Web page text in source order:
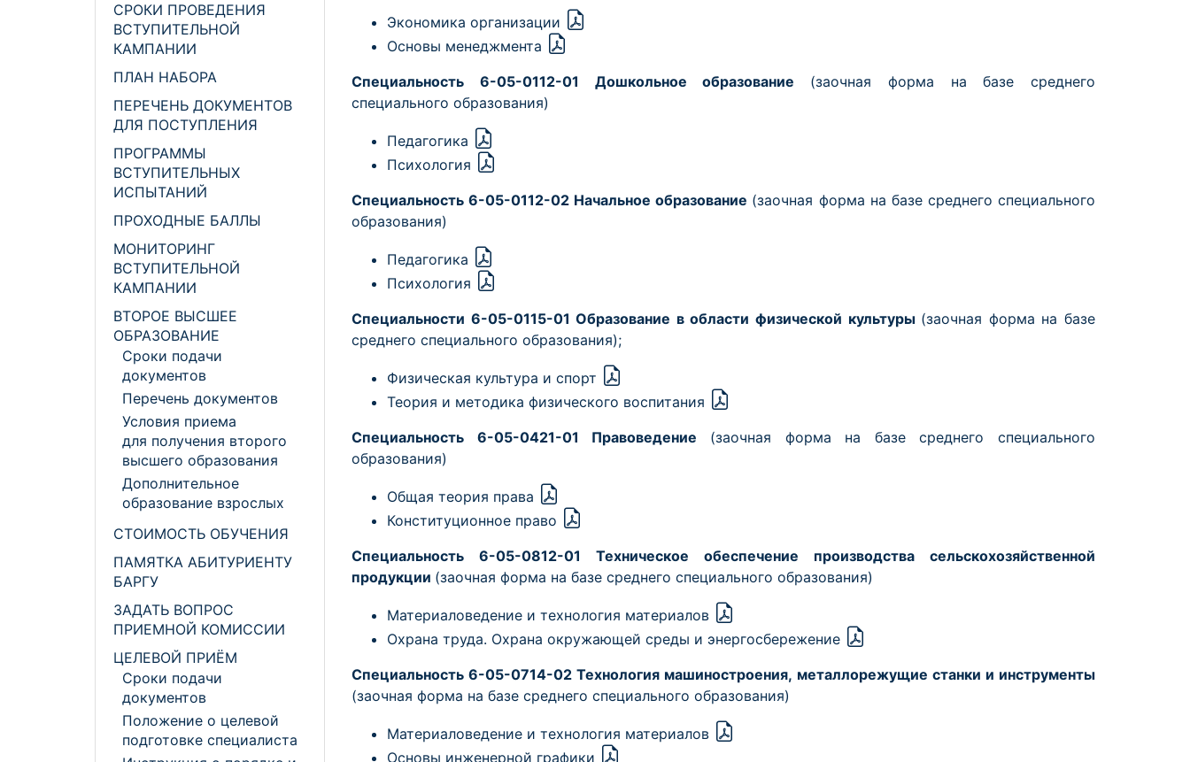
СРОКИ ПРОВЕДЕНИЯ
ВСТУПИТЕЛЬНОЙ
КАМПАНИИ
ПЛАН НАБОРА
ПЕРЕЧЕНЬ ДОКУМЕНТОВ
ДЛЯ ПОСТУПЛЕНИЯ
ПРОГРАММЫ
ВСТУПИТЕЛЬНЫХ
ИСПЫТАНИЙ
ПРОХОДНЫЕ БАЛЛЫ
МОНИТОРИНГ
ВСТУПИТЕЛЬНОЙ
КАМПАНИИ
ВТОРОЕ ВЫСШЕЕ
ОБРАЗОВАНИЕ
Сроки подачи
документов
Перечень документов
Условия приема
для получения второго
высшего образования
Дополнительное
образование взрослых
СТОИМОСТЬ ОБУЧЕНИЯ
ПАМЯТКА АБИТУРИЕНТУ
БАРГУ
ЗАДАТЬ ВОПРОС
ПРИЕМНОЙ КОМИССИИ
ЦЕЛЕВОЙ ПРИЁМ
Сроки подачи
документов
Положение о целевой
подготовке специалиста
Экономика организации
Основы менеджмента
Специальность 6-05-0112-01 Дошкольное образование (заочная форма на базе среднего
специального образования)
Педагогика
Психология
Специальность 6-05-0112-02 Начальное образование (заочная форма на базе среднего специального
образования)
Педагогика
Психология
Специальности 6-05-0115-01 Образование в области физической культуры (заочная форма на базе
среднего специального образования);
Физическая культура и спорт
Теория и методика физического воспитания
Специальность 6-05-0421-01 Правоведение (заочная форма на базе среднего специального
образования)
Общая теория права
Конституционное право
Специальность 6-05-0812-01 Техническое обеспечение производства сельскохозяйственной
продукции (заочная форма на базе среднего специального образования)
Материаловедение и технология материалов
Охрана труда. Охрана окружающей среды и энергосбережение
Специальность 6-05-0714-02 Технология машиностроения, металлорежущие станки и инструменты
(заочная форма на базе среднего специального образования)
Материаловедение и технология материалов
Основы инженерной графики